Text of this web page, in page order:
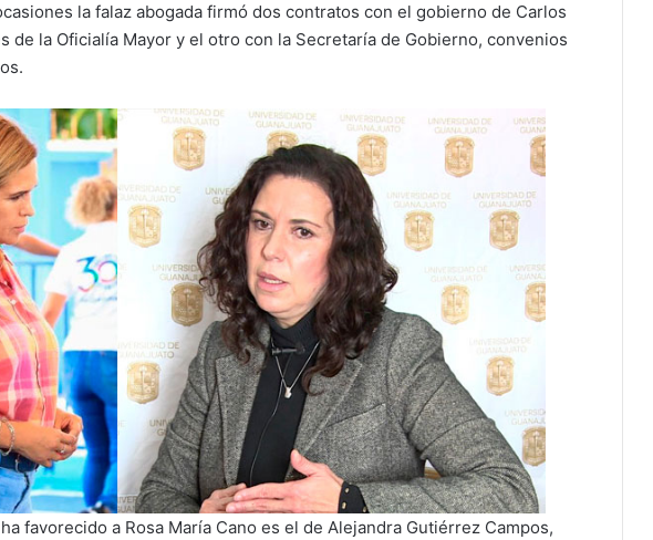
la falaz abogada firmó dos contratos con el gobierno de Carlos
de la Oficialía Mayor y el otro con la Secretaría de Gobierno, convenios
favorecido a Rosa María Cano es el de Alejandra Gutiérrez Campos,